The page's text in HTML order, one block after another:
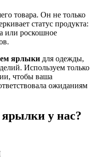
товара. Он не только
статус продукта:
или роскошное
ярлыки для одежды,
Используем только
чтобы ваша
ожиданиям
ярылки у нас?